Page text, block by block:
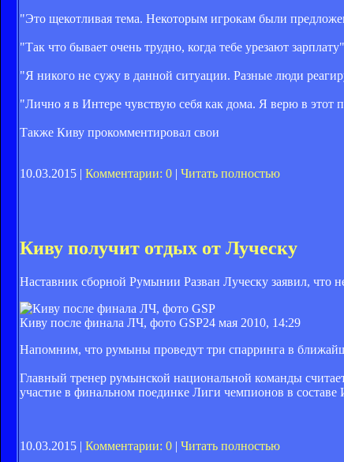
"Это щекотливая тема. Некоторым игрокам были
"Так что бывает очень трудно, когда тебе урезают
"Я никого не сужу в данной ситуации. Разные люди
"Лично я в Интере чувствую себя как дома. Я верю в этот
Также Киву прокомментировал свои
10.03.2015 | Комментарии: 0 | Читать полностью
Киву получит отдых от Луческу
Наставник сборной Румынии Разван Луческу заявил, что
Киву после финала ЛЧ, фото GSP24 мая 2010, 14:29
Напомним, что румыны проведут три спарринга в
Главный тренер румынской национальной команды
участие в финальном поединке Лиги чемпионов в
10.03.2015 | Комментарии: 0 | Читать полностью